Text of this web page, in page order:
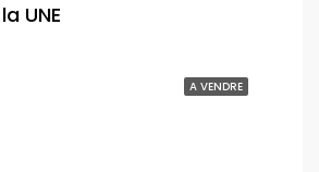
UNE
A VENDRE